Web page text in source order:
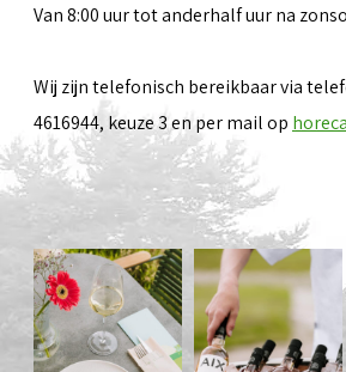
Van 8:00 uur tot anderhalf uur na
Wij zijn telefonisch bereikbaar via
4616944, keuze 3 en per mail op